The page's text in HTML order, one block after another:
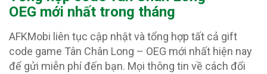
OEG mới nhất trong tháng
AFKMobi liên tục cập nhật và tổng hợp tất cả gift
code game Tân Chân Long – OEG mới nhất hiện nay
để gửi miễn phí đến bạn. Mọi thông tin về cách đổi